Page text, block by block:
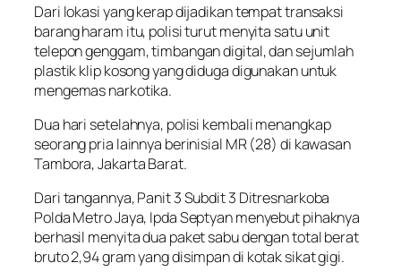
Dari lokasi yang kerap dijadikan tempat transaksi
barang haram itu, polisi turut menyita satu unit
telepon genggam, timbangan digital, dan sejumlah
plastik klip kosong yang diduga digunakan untuk
mengemas narkotika.
Dua hari setelahnya, polisi kembali menangkap
seorang pria lainnya berinisial MR (28) di kawasan
Tambora, Jakarta Barat.
Dari tangannya, Panit 3 Subdit 3 Ditresnarkoba
Polda Metro Jaya, Ipda Septyan menyebut pihaknya
berhasil menyita dua paket sabu dengan total berat
bruto 2,94 gram yang disimpan di kotak sikat gigi.